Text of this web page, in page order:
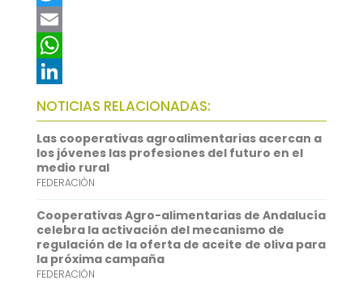
a
c
e
b
o
o
k
T
w
t
t
e
r
E
m
a
i
l
W
h
a
t
s
A
p
p
L
i
n
k
e
d
I
n
NOTICIAS RELACIONADAS:
Las cooperativas agroalimentarias acercan a
los jóvenes las profesiones del futuro en el
medio rural
FEDERACIÓN
Cooperativas Agro-alimentarias de Andalucía
celebra la activación del mecanismo de
regulación de la oferta de aceite de oliva para
la próxima campaña
FEDERACIÓN